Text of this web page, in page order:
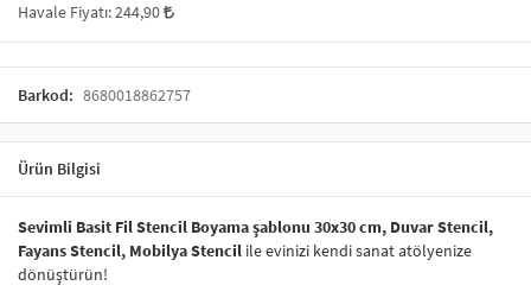
Havale Fiyatı:244,90
Barkod: 8680018862757
Ürün Bilgisi
Sevimli Basit Fil Stencil Boyama şablonu 30x30 cm, Duvar Stencil,
Fayans Stencil, Mobilya Stencil ile evinizi kendi sanat atölyenize
dönüştürün!